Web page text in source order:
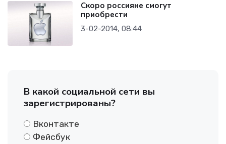
Скоро россияне смогут
приобрести
3-02-2014, 08:44
В какой социальной сети вы
зарегистрированы?
Вконтакте
Фейсбук